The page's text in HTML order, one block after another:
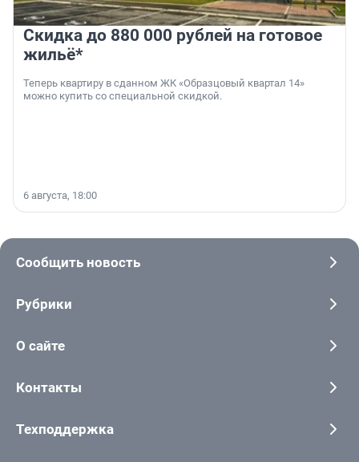
Скидка до 880 000 рублей на готовое
жильё*
Теперь квартиру в сданном ЖК «Образцовый квартал 14»
можно купить со специальной скидкой.
6 августа, 18:00
Сообщить новость
Рубрики
О сайте
Контакты
Техподдержка